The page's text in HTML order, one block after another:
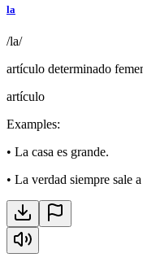
la
/la/
artículo determinado
artículo
Examples:
• La casa es grande.
• La verdad siempre sale